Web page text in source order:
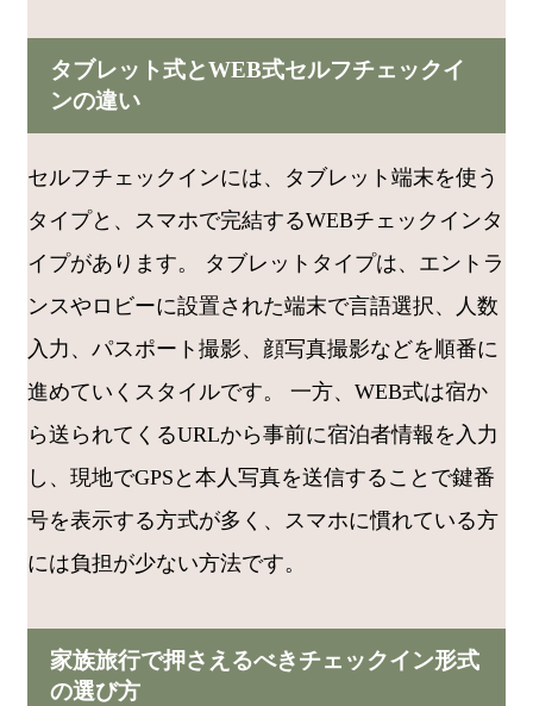
タブレット式とWEB式セルフチェックイ
ンの違い
セルフチェックインには、タブレット端末を使う
タイプと、スマホで完結するWEBチェックインタ
イプがあります。 タブレットタイプは、エントラ
ンスやロビーに設置された端末で言語選択、人数
入力、パスポート撮影、顔写真撮影などを順番に
進めていくスタイルです。 一方、WEB式は宿か
ら送られてくるURLから事前に宿泊者情報を入力
し、現地でGPSと本人写真を送信することで鍵番
号を表示する方式が多く、スマホに慣れている方
には負担が少ない方法です。
家族旅行で押さえるべきチェックイン形式
の選び方